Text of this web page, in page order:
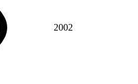
2002